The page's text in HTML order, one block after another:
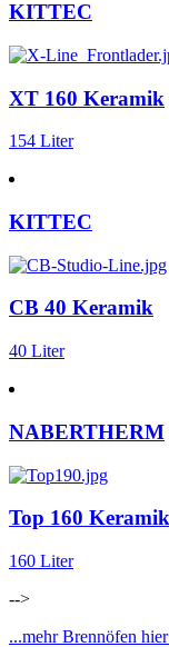
KITTEC
XT 160 Keramik
154 Liter
KITTEC
CB 40 Keramik
40 Liter
NABERTHERM
Top 160 Keramik
160 Liter
-->
...mehr Brennöfen